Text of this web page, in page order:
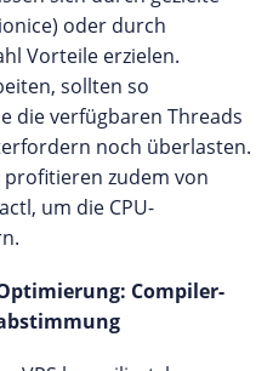
oder durch
Vorteile erzielen.
sollten so
die verfügbaren Threads
noch überlasten.
zudem von
um die CPU-
Compiler-